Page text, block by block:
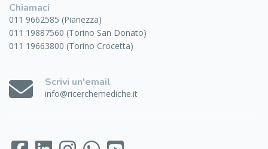
Chiamaci
011 9662585 (Pianezza)
011 19887560 (Torino San Donato)
011 19663800 (Torino Crocetta)
Scrivi un'email
info@ricerchemediche.it